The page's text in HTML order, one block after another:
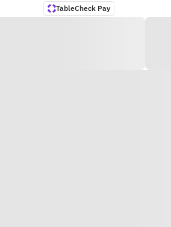
TableCheck Pay